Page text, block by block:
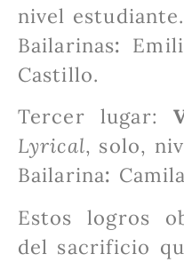
nivel estudiante.
Bailarinas:
Castillo.
Tercer lugar:
Lyrical, solo,
Bailarina:
Estos logros
del sacrificio